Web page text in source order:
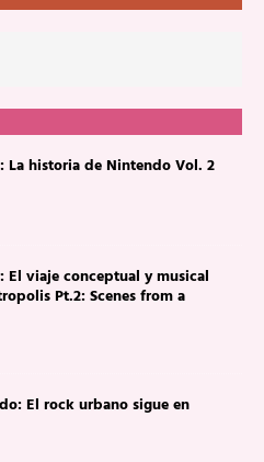
La historia de Nintendo Vol. 2
El viaje conceptual y musical
Pt.2: Scenes from a
El rock urbano sigue en